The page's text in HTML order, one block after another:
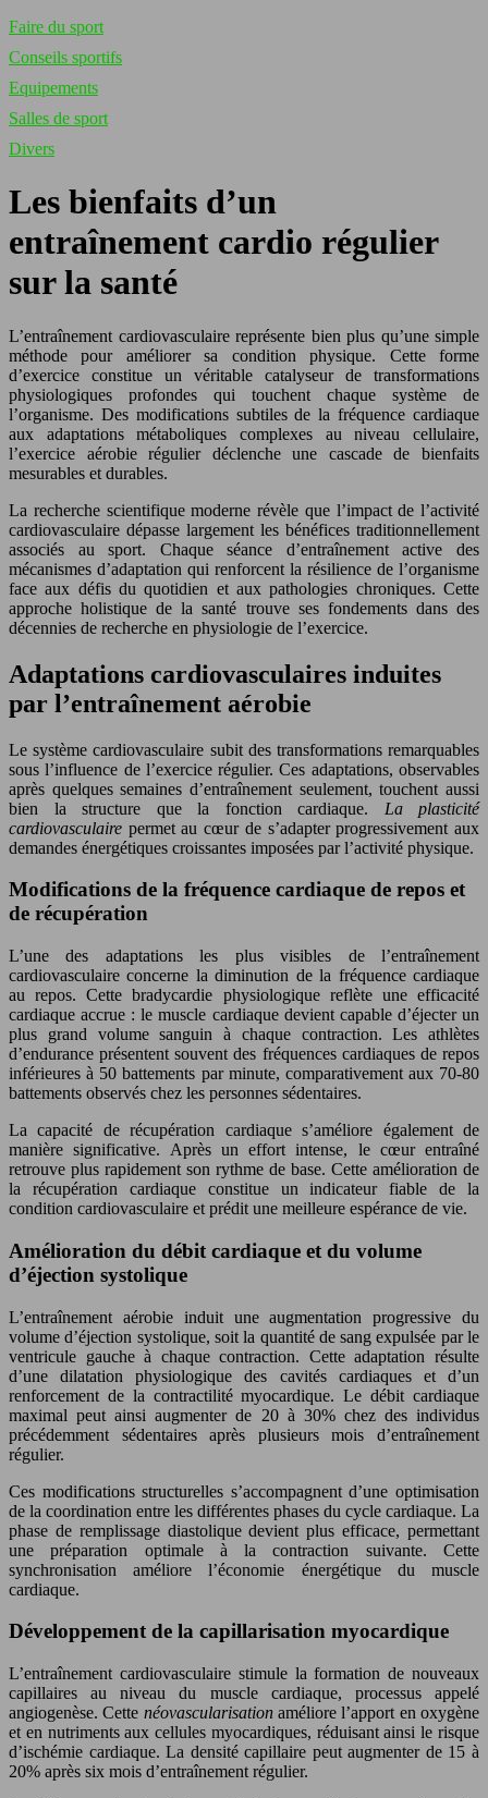
Faire du sport
Conseils sportifs
Equipements
Salles de sport
Divers
Les bienfaits d’un
entraînement cardio régulier
sur la santé
L’entraînement cardiovasculaire représente bien plus qu’une simple
méthode pour améliorer sa condition physique. Cette forme
d’exercice constitue un véritable catalyseur de transformations
physiologiques profondes qui touchent chaque système de
l’organisme. Des modifications subtiles de la fréquence cardiaque
aux adaptations métaboliques complexes au niveau cellulaire,
l’exercice aérobie régulier déclenche une cascade de bienfaits
mesurables et durables.
La recherche scientifique moderne révèle que l’impact de l’activité
cardiovasculaire dépasse largement les bénéfices traditionnellement
associés au sport. Chaque séance d’entraînement active des
mécanismes d’adaptation qui renforcent la résilience de l’organisme
face aux défis du quotidien et aux pathologies chroniques. Cette
approche holistique de la santé trouve ses fondements dans des
décennies de recherche en physiologie de l’exercice.
Adaptations cardiovasculaires induites
par l’entraînement aérobie
Le système cardiovasculaire subit des transformations remarquables
sous l’influence de l’exercice régulier. Ces adaptations, observables
après quelques semaines d’entraînement seulement, touchent aussi
bien la structure que la fonction cardiaque. La plasticité
cardiovasculaire permet au cœur de s’adapter progressivement aux
demandes énergétiques croissantes imposées par l’activité physique.
Modifications de la fréquence cardiaque de repos et
de récupération
L’une des adaptations les plus visibles de l’entraînement
cardiovasculaire concerne la diminution de la fréquence cardiaque
au repos. Cette bradycardie physiologique reflète une efficacité
cardiaque accrue : le muscle cardiaque devient capable d’éjecter un
plus grand volume sanguin à chaque contraction. Les athlètes
d’endurance présentent souvent des fréquences cardiaques de repos
inférieures à 50 battements par minute, comparativement aux 70-80
battements observés chez les personnes sédentaires.
La capacité de récupération cardiaque s’améliore également de
manière significative. Après un effort intense, le cœur entraîné
retrouve plus rapidement son rythme de base. Cette amélioration de
la récupération cardiaque constitue un indicateur fiable de la
condition cardiovasculaire et prédit une meilleure espérance de vie.
Amélioration du débit cardiaque et du volume
d’éjection systolique
L’entraînement aérobie induit une augmentation progressive du
volume d’éjection systolique, soit la quantité de sang expulsée par le
ventricule gauche à chaque contraction. Cette adaptation résulte
d’une dilatation physiologique des cavités cardiaques et d’un
renforcement de la contractilité myocardique. Le débit cardiaque
maximal peut ainsi augmenter de 20 à 30% chez des individus
précédemment sédentaires après plusieurs mois d’entraînement
régulier.
Ces modifications structurelles s’accompagnent d’une optimisation
de la coordination entre les différentes phases du cycle cardiaque. La
phase de remplissage diastolique devient plus efficace, permettant
une préparation optimale à la contraction suivante. Cette
synchronisation améliore l’économie énergétique du muscle
cardiaque.
Développement de la capillarisation myocardique
L’entraînement cardiovasculaire stimule la formation de nouveaux
capillaires au niveau du muscle cardiaque, processus appelé
angiogenèse. Cette néovascularisationaméliore l’apport en oxygène
et en nutriments aux cellules myocardiques, réduisant ainsi le risque
d’ischémie cardiaque. La densité capillaire peut augmenter de 15 à
20% après six mois d’entraînement régulier.